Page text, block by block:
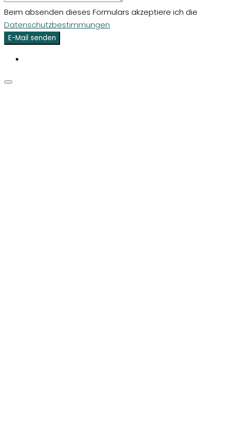
Beim absenden dieses Formulars akzeptiere ich die
Datenschutzbestimmungen
E-Mail senden